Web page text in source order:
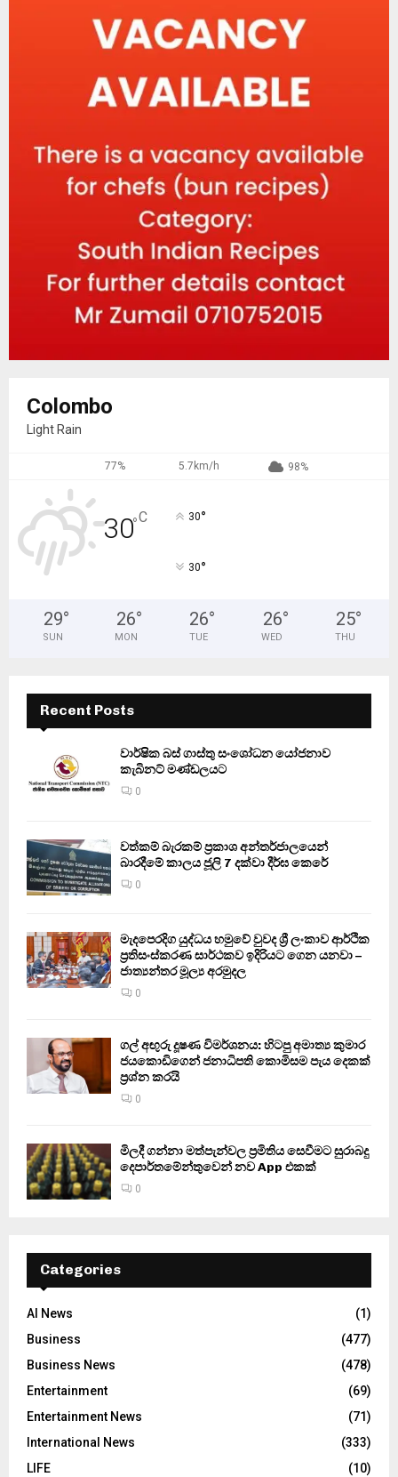
Colombo
Light Rain
77% 5.7km/h 98%
30°C 30°
30°
29°
SUN
26°
MON
26°
TUE
26°
WED
25°
THU
Recent Posts
වාර්ෂික බස් ගාස්තු සංශෝධන යෝජනාව
කැබිනට් මණ්ඩලයට
0
වත්කම් බැරකම් ප්‍රකාශ අන්තර්ජාලයෙන්
බාරදීමේ කාලය ජූලි 7 දක්වා දීර්ඝ කෙරේ
0
මැදපෙරදිග යුද්ධය හමුවේ වුවද ශ්‍රී ලංකාව ආර්ථික
ප්‍රතිසංස්කරණ සාර්ථකව ඉදිරියට ගෙන යනවා –
ජාත්‍යන්තර මූල්‍ය අරමුදල
0
ගල් අඟුරු දූෂණ විමර්ශනය: හිටපු අමාත්‍ය කුමාර
ජයකොඩිගෙන් ජනාධිපති කොමිසම පැය දෙකක්
ප්‍රශ්න කරයි
0
මිලදී ගන්නා මත්පැන්වල ප්‍රමිතිය සෙවීමට සුරාබදු
දෙපාර්තමේන්තුවෙන් නව App එකක්
0
Categories
AI News
(1)
Business
(477)
Business News
(478)
Entertainment
(69)
Entertainment News
(71)
International News
(333)
LIFE
(10)